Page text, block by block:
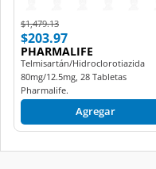
Price reduced from
$1,479.13to
$203.97
PHARMALIFE
Telmisartán/Hidroclorotiazida
80mg/12.5mg, 28 Tabletas
Pharmalife.
Agregar